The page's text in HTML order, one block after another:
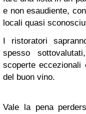
e non esaudiente,
locali quasi
I ristoratori
spesso
scoperte
del buon vino.
Vale la pena